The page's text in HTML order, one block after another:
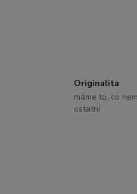
Originalita
máme to, co
ostatní